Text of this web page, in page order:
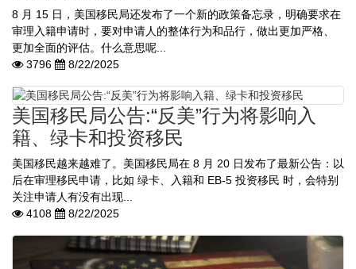
8 月 15 日，美国移民局还发布了一个新的政策备忘录，明确要求在
审理入籍申请时，要对申请人的整体行为和品行，做出更加严格、
更加全面的评估。什么意思呢...
3796
8/22/2025
美国移民局公告:“反美”行为将影响入
籍、绿卡和投资移民
美国移民越来越难了。美国移民局在 8 月 20 日发布了最新公告：以
后在审理移民申请，比如 绿卡、入籍和 EB-5 投资移民 时，会特别
关注申请人有没有出现...
4108
8/22/2025